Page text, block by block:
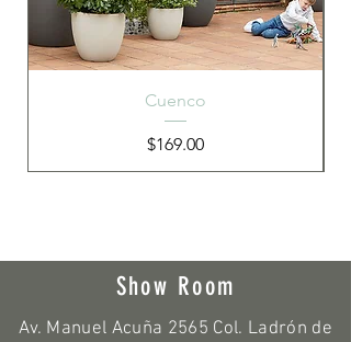
Cuenco
Precio
$169.00
Show Room
Av. Manuel Acuña 2565 Col. Ladrón de